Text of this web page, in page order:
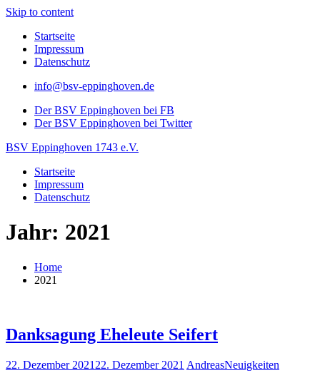
Skip to content
Startseite
Impressum
Datenschutz
info@bsv-eppinghoven.de
Der BSV Eppinghoven bei FB
Der BSV Eppinghoven bei Twitter
BSV Eppinghoven 1743 e.V.
Startseite
Impressum
Datenschutz
Jahr: 2021
Home
2021
Danksagung Eheleute Seifert
22. Dezember 2021 22. Dezember 2021 AndreasNeuigkeiten